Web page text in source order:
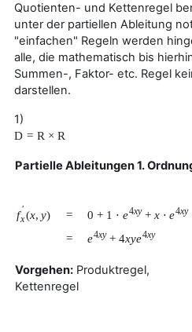
Quotienten- und Kettenregel
unter der partiellen Ableitung
"einfachen" Regeln werden
alle, die mathematisch bis
Summen-, Faktor- etc. Regel
darstellen.
1)
D = R × R
Partielle Ableitungen 1.
f ′
x(x, y) = 0 + 1 ⋅ e4xy + x ⋅ e4xy
=
e4xy + 4xye4xy
Vorgehen: Produktregel,
Kettenregel